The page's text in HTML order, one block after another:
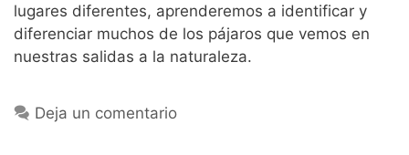
lugares diferentes, aprenderemos a identificar y
diferenciar muchos de los pájaros que vemos en
nuestras salidas a la naturaleza.
Deja un comentario